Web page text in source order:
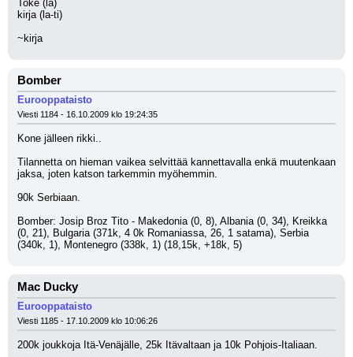
Toke (la)
kirja (la-ti)
~kirja
Bomber
Eurooppataisto
Viesti 1184 - 16.10.2009 klo 19:24:35
Kone jälleen rikki..
Tilannetta on hieman vaikea selvittää kannettavalla enkä muutenkaan
jaksa, joten katson tarkemmin myöhemmin.
90k Serbiaan.
Bomber: Josip Broz Tito - Makedonia (0, 8), Albania (0, 34), Kreikka
(0, 21), Bulgaria (371k, 4 0k Romaniassa, 26, 1 satama), Serbia
(340k, 1), Montenegro (338k, 1) (18,15k, +18k, 5)
Mac Ducky
Eurooppataisto
Viesti 1185 - 17.10.2009 klo 10:06:26
200k joukkoja Itä-Venäjälle, 25k Itävaltaan ja 10k Pohjois-Italiaan.